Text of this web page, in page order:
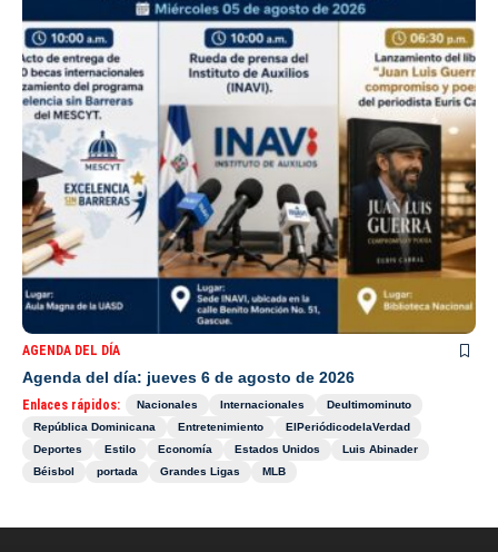
AGENDA DEL DÍA
Agenda del día: jueves 6 de agosto de 2026
Enlaces rápidos: Nacionales Internacionales
Deultimominuto
República Dominicana
Entretenimiento
ElPeriódicodelaVerdad
Deportes
Estilo Economía Estados Unidos
Luis Abinader
Béisbol
portada Grandes Ligas MLB